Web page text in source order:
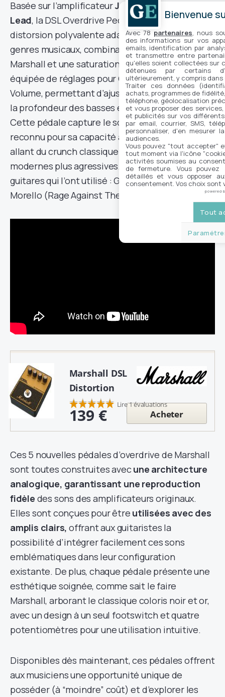
Basée sur l’amplificateurJCM2000 Dual Super
Lead, la DSL Overdrive Pedal offre une
distorsion polyvalente adaptée à une variété de
genres musicaux, combinant le grain vintage
Marshall et une saturation moderne. Elle est
équipée de réglages pour Gain, Deep, Tone et
Volume, permettant d’ajuster le niveau de gain,
la profondeur des basses et la tonalité générale.
Cette pédale capture le son distinctif du DSL,
reconnu pour sa capacité à délivrer des sons
allant du crunch classique aux distorsions
modernes plus agressives. On retrouve parmi les
guitares qui l’ont utilisé : Gary Moore, Tom
Morello (Rage Against The Machine).
Marshall DSL
Distortion
Lire 1 évaluations
139 € Acheter
Ces 5 nouvelles pédales d’overdrive de Marshall
sont toutes construites avecune architecture
analogique, garantissant une reproduction
fidèle des sons des amplificateurs originaux.
Elles sont conçues pour être utilisées avec des
amplis clairs, offrant aux guitaristes la
possibilité d’intégrer facilement ces sons
emblématiques dans leur configuration
existante. De plus, chaque pédale présente une
esthétique soignée, comme sait le faire
Marshall, arborant le classique coloris noir et or,
avec un design à un seul footswitch et quatre
potentiomètres pour une utilisation intuitive.
Disponibles dès maintenant, ces pédales offrent
aux musiciens une opportunité unique de
posséder (à “moindre” coût) et d’explorer les
Bienvenue
Avec 78 partenaires, nous
des informations sur vos
emails, identification par
et transmettre entre
qu'elles soient collectées sur
détenues par certains
ultérieurement, y compris
Traiter ces données
achats, programmes de
téléphone, géolocalisation
et vous proposer des
et publicités sur vos
par email, courrier, SMS,
personnaliser, d'en mesurer
audiences.
Vous pouvez "tout accepter"
tout moment via l'icône
activités soumises au
de fermeture. Vous
détaillés et vous opposer
consentement. Vos choix sont
powered
Tout